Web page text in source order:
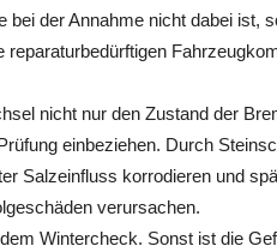
bei der Annahme nicht dabei ist,
nicht nur den Zustand der
einbeziehen. Durch
Salzeinfluss korrodieren und
verursachen.
Wintercheck. Sonst ist die